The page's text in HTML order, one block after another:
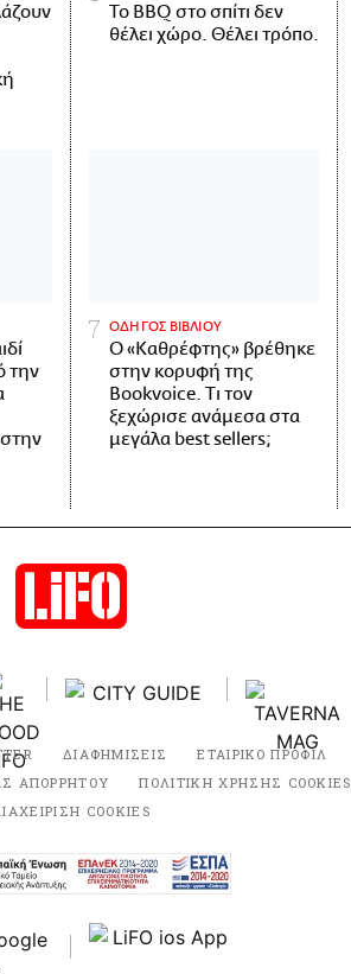
Το BBQ στο σπίτι δεν
θέλει χώρο. Θέλει τρόπο.
την
ΟΔΗΓΟΣ ΒΙΒΛΙΟΥ
Ο «Καθρέφτης» βρέθηκε
στην κορυφή της
Bookvoice. Τι τον
ξεχώρισε ανάμεσα στα
μεγάλα best sellers;
ΔΙΑΦΗΜΙΣΕΙΣ ΕΤΑΙΡΙΚΟ ΠΡΟΦΙΛ
ΑΠΟΡΡΗΤΟΥ
ΠΟΛΙΤΙΚΗ ΧΡΗΣΗΣ COOKIES
COOKIES